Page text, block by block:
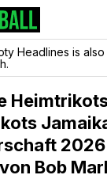
Headlines is also
Bob